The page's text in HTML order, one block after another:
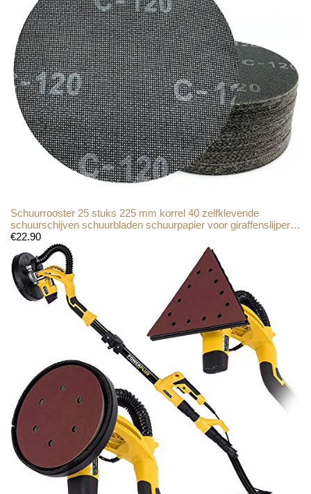
Schuurrooster 25 stuks 225 mm korrel 40 zelfklevende
schuurschijven schuurbladen schuurpapier voor giraffenslijper…
€22.90